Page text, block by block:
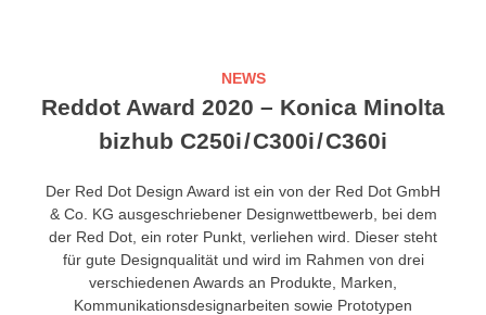
NEWS
Reddot Award 2020 – Konica Minolta
bizhub C250i / C300i / C360i
Der Red Dot Design Award ist ein von der Red Dot GmbH
& Co. KG ausgeschriebener Designwettbewerb, bei dem
der Red Dot, ein roter Punkt, verliehen wird. Dieser steht
für gute Designqualität und wird im Rahmen von drei
verschiedenen Awards an Produkte, Marken,
Kommunikationsdesignarbeiten sowie Prototypen